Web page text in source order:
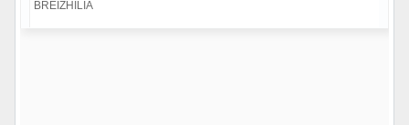
BREIZHILIA